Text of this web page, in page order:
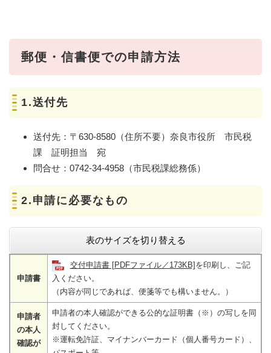
郵便・信書便での申請方法
1.送付先
送付先：〒630-8580（住所不要）奈良市役所 市民税
課 証明担当 宛
問合せ：0742-34-4958（市民税課総務係）
2.申請に必要なもの
表のサイズを切り替える
申請書
交付申請書 [PDFファイル／173KB] を印刷し、ご記
入ください。
（内容が同じであれば、便箋等でも構いません。）
申請者
の本人
確認が
申請者の本人確認ができる公的な証明書（※）の写しを同
封してください。
※運転免許証、マイナンバーカード（個人番号カード）、